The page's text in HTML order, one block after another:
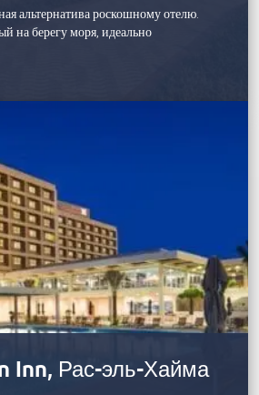
альтернатива роскошному отелю.
на берегу моря, идеально
Inn, Рас-эль-Хайма